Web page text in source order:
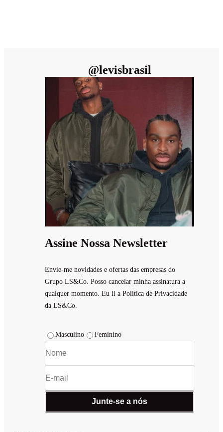
@levisbrasil
Assine Nossa Newsletter
Envie-me novidades e ofertas das empresas do
Grupo LS&Co. Posso cancelar minha assinatura a
qualquer momento. Eu li a Política de Privacidade
da LS&Co.
Masculino Feminino
Junte-se a nós